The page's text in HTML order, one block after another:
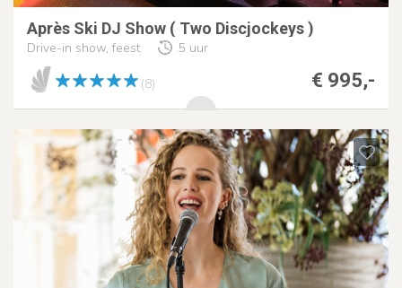
Après Ski DJ Show ( Two Discjockeys )
Drive-in show, feest 5 uur
€ 995,-
(8)